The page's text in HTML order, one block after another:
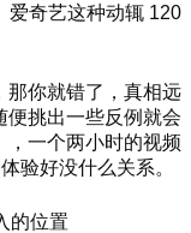
爱奇艺这种动辄 120
那你就错了，真相远
便挑出一些反例就会
，一个两小时的视频
验好没什么关系。
的位置